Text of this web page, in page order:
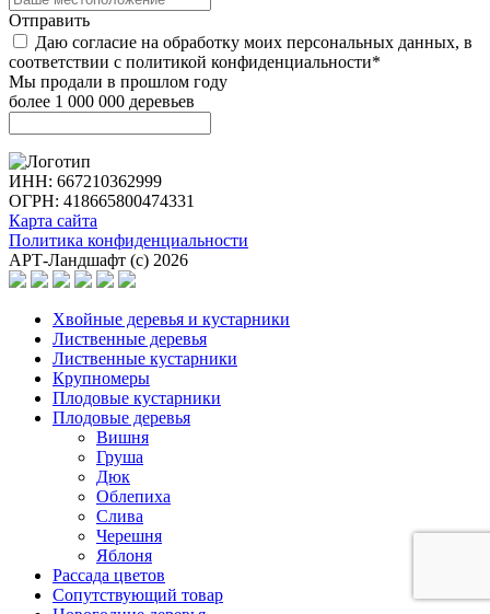
Отправить
Даю согласие на обработку моих персональных данных, в
соответствии с политикой конфиденциальности*
Мы продали в прошлом году
более 1 000 000 деревьев
ИНН: 667210362999
ОГРН: 418665800474331
Карта сайта
Политика конфиденциальности
АРТ-Ландшафт (с) 2026
Хвойные деревья и кустарники
Лиственные деревья
Лиственные кустарники
Крупномеры
Плодовые кустарники
Плодовые деревья
Вишня
Груша
Дюк
Облепиха
Слива
Черешня
Яблоня
Рассада цветов
Сопутствующий товар